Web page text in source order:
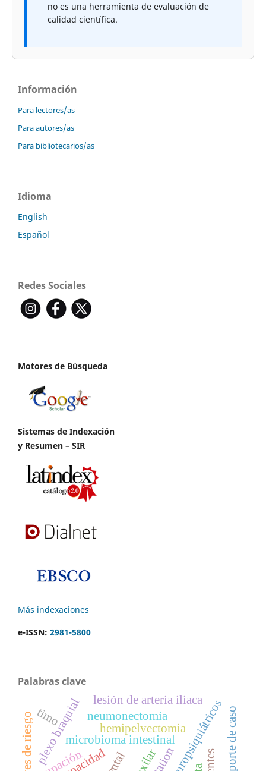
no es una herramienta de evaluación de
calidad científica.
Información
Para lectores/as
Para autores/as
Para bibliotecarios/as
Idioma
English
Español
Redes Sociales
Motores de Búsqueda
Sistemas de Indexación
y Resumen – SIR
Más indexaciones
e-ISSN: 2981-5800
Palabras clave
microbioma intestinal
plexo braquial hemipelvectomia
lesión de arteria iliaca
neumonectomía
timo reporte de caso